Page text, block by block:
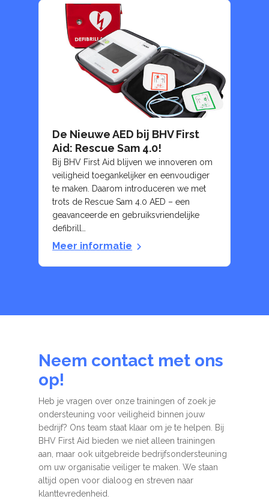
De Nieuwe AED bij BHV First
Aid: Rescue Sam 4.0!
Bij BHV First Aid blijven we innoveren om
veiligheid toegankelijker en eenvoudiger
te maken. Daarom introduceren we met
trots de Rescue Sam 4.0 AED – een
geavanceerde en gebruiksvriendelijke
defibrill…
Meer informatie
Neem contact met ons
op!
Heb je vragen over onze trainingen of zoek je
ondersteuning voor veiligheid binnen jouw
bedrijf? Ons team staat klaar om je te helpen. Bij
BHV First Aid bieden we niet alleen trainingen
aan, maar ook uitgebreide bedrijfsondersteuning
om uw organisatie veiliger te maken. We staan
altijd open voor dialoog en streven naar
klanttevredenheid.